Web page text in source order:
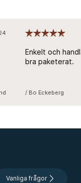
Enkelt och
bra paketerat.
/ Bo Eckeberg
Vanliga frågor